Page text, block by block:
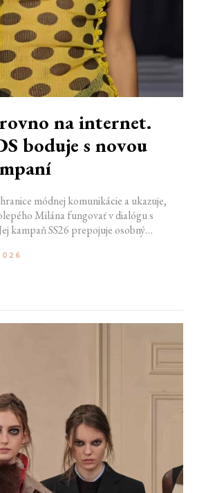
na internet.
boduje s novou
módnej komunikácie a ukazuje,
Milána fungovať v dialógu s
kampaň SS26 prepojuje osobný
vnímame a zdieľame. Zároveň
spojenie medzi módou, digitálnym
životom mladej generácie.